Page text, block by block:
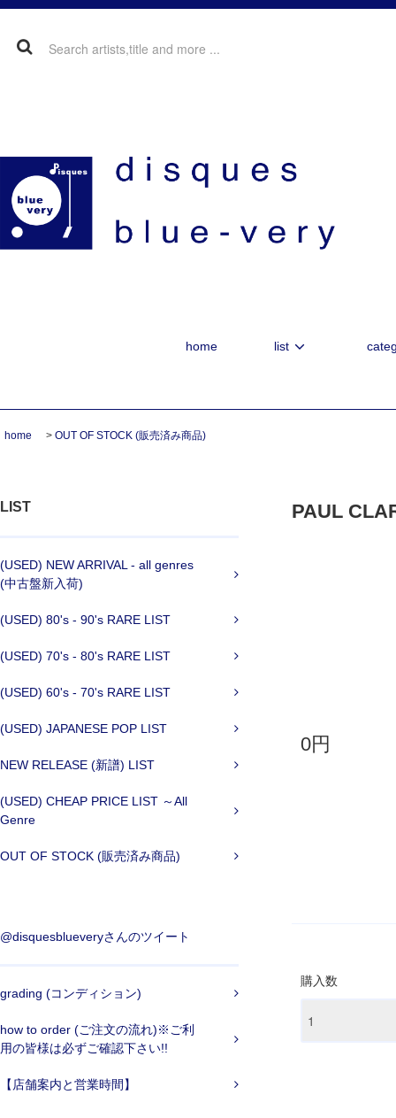
home list
home > OUT OF STOCK (販売済み商品)
LIST
(USED) NEW ARRIVAL - all genres
(中古盤新入荷)
(USED) 80's - 90's RARE LIST
(USED) 70's - 80's RARE LIST
(USED) 60's - 70's RARE LIST
(USED) JAPANESE POP LIST
NEW RELEASE (新譜) LIST
(USED) CHEAP PRICE LIST ～All
Genre
OUT OF STOCK (販売済み商品)
@disquesblueveryさんのツイート
grading (コンディション)
how to order (ご注文の流れ)※ご利
用の皆様は必ずご確認下さい!!
【店舗案内と営業時間】
PAUL
0円
購入数